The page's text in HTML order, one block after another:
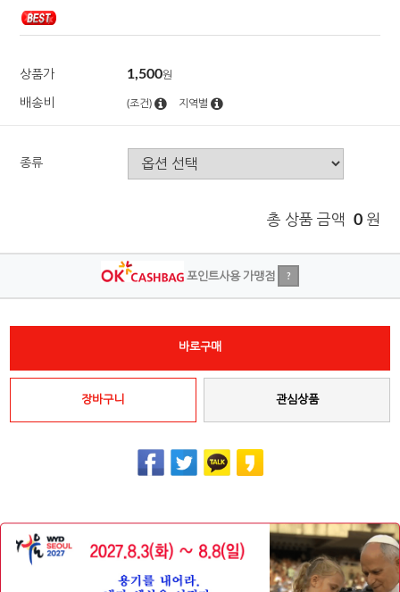
상품가 1,500원
배송비 (조건) 지역별
종류
총 상품 금액 0 원
포인트사용 가맹점 ?
바로구매
장바구니 관심상품